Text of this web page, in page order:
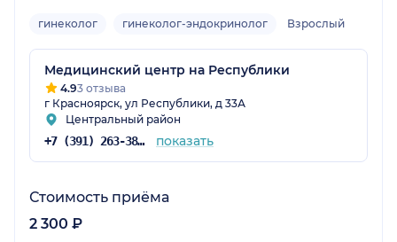
гинеколог гинеколог-эндокринолог Взрослый
Медицинский центр на Республики
4.93 отзыва
г Красноярск, ул Республики, д 33А
Центральный район
+7 (391) 263-38-41 показать
Стоимость приёма
2 300 ₽